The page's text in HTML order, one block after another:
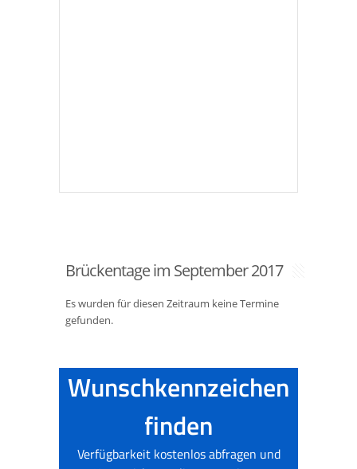
Brückentage im September 2017
Es wurden für diesen Zeitraum keine Termine
gefunden.